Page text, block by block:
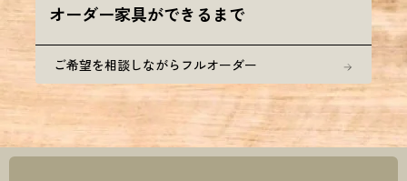
オーダー家具ができるまで
ご希望を相談しながらフルオーダー